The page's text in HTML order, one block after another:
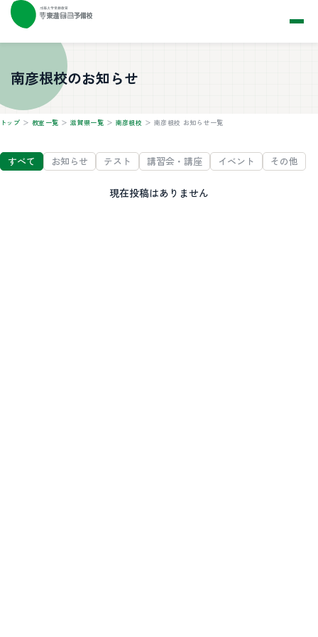
南彦根校のお知らせ
トップ ＞ 教室一覧 ＞ 滋賀県一覧 ＞ 南彦根校 ＞ 南彦根校 お知らせ一覧
すべて お知らせ テスト 講習会・講座 イベント その他
現在投稿はありません